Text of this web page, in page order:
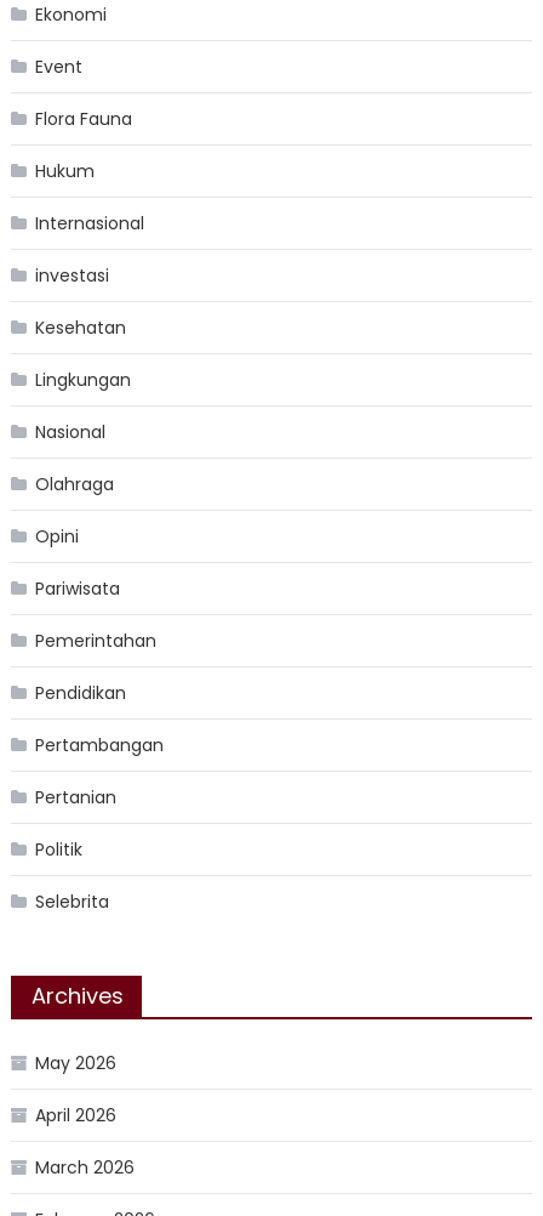
Ekonomi
Event
Flora Fauna
Hukum
Internasional
investasi
Kesehatan
Lingkungan
Nasional
Olahraga
Opini
Pariwisata
Pemerintahan
Pendidikan
Pertambangan
Pertanian
Politik
Selebrita
Archives
May 2026
April 2026
March 2026